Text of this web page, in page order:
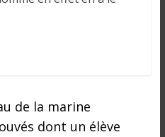
de la marine
dont un élève